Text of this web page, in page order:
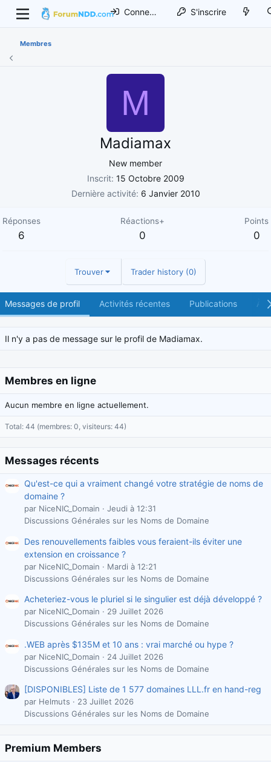
Connexion S'inscrire
Membres
M
Madiamax
New member
Inscrit 15 Octobre 2009
Dernière activité 6 Janvier 2010
Réponses
6
Réactions+
0
Points
0
Trouver Trader history (0)
Messages de profil Activités récentes Publications À
Il n'y a pas de message sur le profil de Madiamax.
Membres en ligne
Aucun membre en ligne actuellement.
Total: 44 (membres: 0, visiteurs: 44)
Messages récents
Qu'est-ce qui a vraiment changé votre stratégie de noms de
domaine ?
par NiceNIC_Domain
Jeudi à 12:31
Discussions Générales sur les Noms de Domaine
Des renouvellements faibles vous feraient-ils éviter une
extension en croissance ?
par NiceNIC_Domain
Mardi à 12:21
Discussions Générales sur les Noms de Domaine
Acheteriez-vous le pluriel si le singulier est déjà développé ?
par NiceNIC_Domain
29 Juillet 2026
Discussions Générales sur les Noms de Domaine
.WEB après $135M et 10 ans : vrai marché ou hype ?
par NiceNIC_Domain
24 Juillet 2026
Discussions Générales sur les Noms de Domaine
[DISPONIBLES] Liste de 1 577 domaines LLL.fr en hand-reg
par Helmuts
23 Juillet 2026
Discussions Générales sur les Noms de Domaine
Premium Members